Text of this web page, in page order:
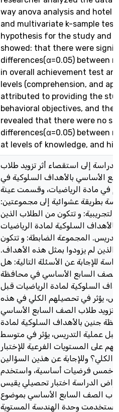
way anova analysis and hotel
and multivariate k-sample
hypothesis for the study and
showed: that there were
differences(α=0.05) between
in overall achievement test
levels (comprehension, and
attributed to providing the
behavioral objectives, and the
revealed that there were no
differences(α=0.05) between
at levels of knowledge, and
إلى استقصاء أثر تزويد طلاب
الأساسي بالأهداف السلوكية في
في مادة الرياضيات، وقسمت عينة
بطريقة عشوائية إلى مجموعتين:
و تتكون من الطلاب الذين
بالأهداف السلوكية لمادة الرياضيات
المجموعة الضابطة: و تتكون
لم يزودوا بمثل هذه الأهداف.
للإجابة عن الأسئلة التالية: هل
الصف السابع الأساسي في محافظة
السلوكية لمادة الرياضيات قبل
يؤثر في تحصيلهم الكلي في هذه
تزويد طلاب الصف السابع الأساسي
جنين بالأهداف السلوكية لمادة
قبل عملية التدريس، يؤثر في متوسط
على المستويات الفرعية للإختبار
الكلي؟ وللإجابة عن هذين السؤالين
خمس فرضيات أساسية، واستخدم
الدراسة اختبار تحصيلي يقيس
الصف السابع الأساسي بموضوع
واستخدمت وحدة الهندسة المستوية